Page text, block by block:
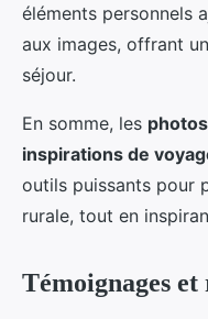
éléments personnels
aux images, offrant
séjour.
En somme, les
inspirations de
outils puissants pour
rurale, tout en
Témoignages